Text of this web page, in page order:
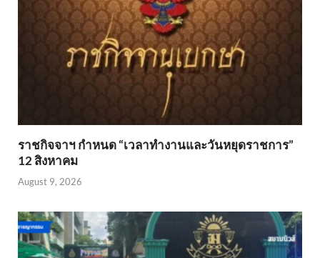
ราชกิจจาฯ กำหนด “เวลาทำงานและวันหยุดราชการ”
12 สิงหาคม
August 9, 2026